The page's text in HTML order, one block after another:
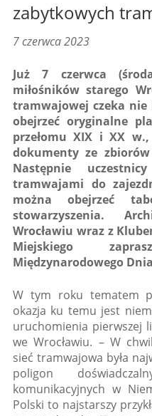
zabytkowych
7 czerwca 2023
Już 7 czerwca
miłośników starego
tramwajowej czeka nie
obejrzeć oryginalne
przełomu XIX i XX
dokumenty ze
Następnie
tramwajami do
można obejrzeć
stowarzyszenia.
Wrocławiu wraz z
Miejskiego
Międzynarodowego
W tym roku tematem
okazja ku temu jest
uruchomienia pierwszej
we Wrocławiu. – W
sieć tramwajowa była
poligon
komunikacyjnych w
Polski to najstarszy